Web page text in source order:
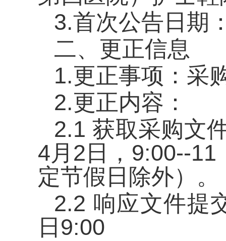
3.首次公告
二、更正信息
1.更正事项：采
2.更正内容：
2.1 获取采购文
4月2日，9:00--11
定节假日除外）。
2.2 响应文件提
日9:00